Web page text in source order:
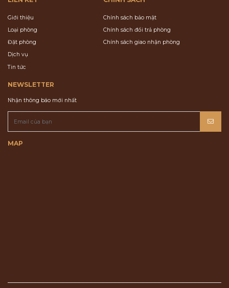
Giới thiệu
Loại phòng
Đặt phòng
Dịch vụ
Tin tức
Chính sách bảo mật
Chính sách đổi trả phòng
Chính sách giao nhận phòng
NEWSLETTER
Nhận thông báo mới nhất
MAP